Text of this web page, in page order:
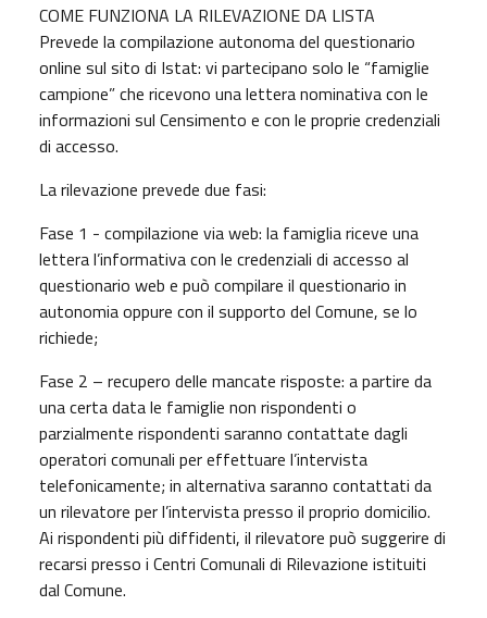
COME FUNZIONA LA RILEVAZIONE DA LISTA
Prevede la compilazione autonoma del questionario
online sul sito di Istat: vi partecipano solo le “famiglie
campione” che ricevono una lettera nominativa con le
informazioni sul Censimento e con le proprie credenziali
di accesso.
La rilevazione prevede due fasi:
Fase 1 - compilazione via web: la famiglia riceve una
lettera l’informativa con le credenziali di accesso al
questionario web e può compilare il questionario in
autonomia oppure con il supporto del Comune, se lo
richiede;
Fase 2 – recupero delle mancate risposte: a partire da
una certa data le famiglie non rispondenti o
parzialmente rispondenti saranno contattate dagli
operatori comunali per effettuare l’intervista
telefonicamente; in alternativa saranno contattati da
un rilevatore per l’intervista presso il proprio domicilio.
Ai rispondenti più diffidenti, il rilevatore può suggerire di
recarsi presso i Centri Comunali di Rilevazione istituiti
dal Comune.